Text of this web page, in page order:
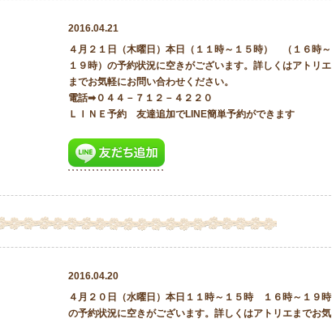
2016.04.21
４月２１日（木曜日）本日（１１時～１５時） （１６時～
１９時）の予約状況に空きがございます。詳しくはアトリエ
までお気軽にお問い合わせください。
電話➡０４４－７１２－４２２０
ＬＩＮＥ予約 友達追加でLINE簡単予約ができます
2016.04.20
４月２０日（水曜日）本日１１時～１５時 １６時～１９時
の予約状況に空きがございます。詳しくはアトリエまでお気